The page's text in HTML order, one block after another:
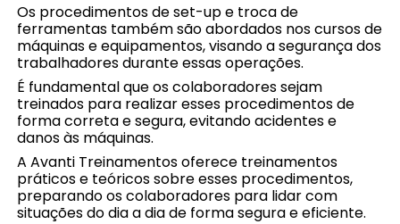
Os procedimentos de set-up e troca de
ferramentas também são abordados nos cursos de
máquinas e equipamentos, visando a segurança dos
trabalhadores durante essas operações.
É fundamental que os colaboradores sejam
treinados para realizar esses procedimentos de
forma correta e segura, evitando acidentes e
danos às máquinas.
A Avanti Treinamentos oferece treinamentos
práticos e teóricos sobre esses procedimentos,
preparando os colaboradores para lidar com
situações do dia a dia de forma segura e eficiente.